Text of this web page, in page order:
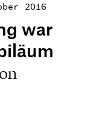
2016
war